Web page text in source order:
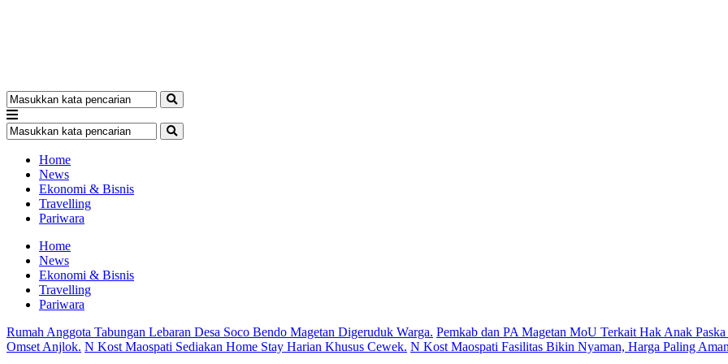
Home
News
Ekonomi & Bisnis
Travelling
Pariwara
Home
News
Ekonomi & Bisnis
Travelling
Pariwara
Rumah Anggota Tabungan Lebaran Desa Soco Bendo Magetan Digeruduk Warga. Pemkab dan PA Magetan MoU Terkait Hak Anak Paska
Omset Anjlok. N Kost Maospati Sediakan Home Stay Harian Khusus Cewek. N Kost Maospati Fasilitas Bikin Nyaman, Harga Paling